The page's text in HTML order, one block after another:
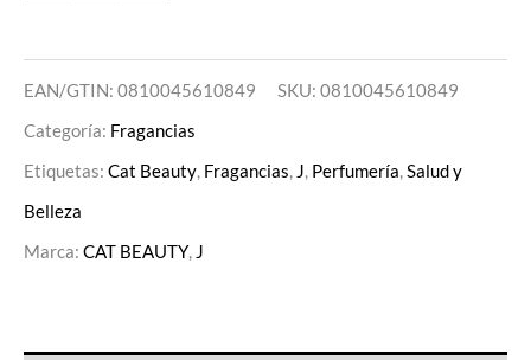
EAN/GTIN: 0810045610849 SKU: 0810045610849
Categoría: Fragancias
Etiquetas: Cat Beauty, Fragancias, J, Perfumería,Salud y
Belleza
Marca: CAT BEAUTY, J